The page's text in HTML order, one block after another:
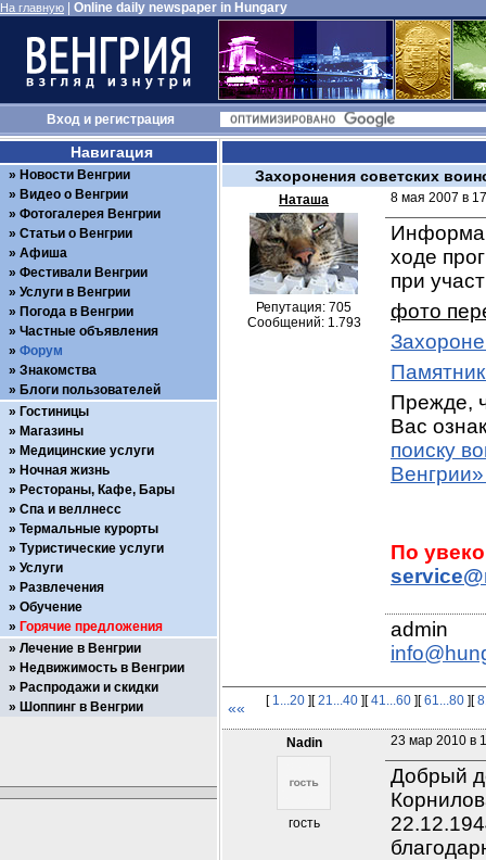
На главную Online daily newspaper in Hungary
Входи регистрация
Захоронения советских
Наташа
Репутация: 705
Сообщений: 1.793
8 мая 2007 в
ходе
при
фото
Прежде,
Вас
поиску
«« [ 1...20 ][21...40 ][41...60 ][61...80 ][
Nadin
гость
23 мар 2010 в
Добрый
Навигация
Новости Венгрии
Видео о Венгрии
Фотогалерея Венгрии
Статьи о Венгрии
Афиша
Фестивали Венгрии
Услуги в Венгрии
Погода в Венгрии
Частные объявления
Форум
Знакомства
Блоги пользователей
Гостиницы
Магазины
Медицинские услуги
Ночная жизнь
Рестораны, Кафе, Бары
Спа и веллнесс
Термальные курорты
Туристические услуги
Услуги
Развлечения
Обучение
Горячие предложения
Лечение в Венгрии
Недвижимость в Венгрии
Распродажи и скидки
Шоппинг в Венгрии